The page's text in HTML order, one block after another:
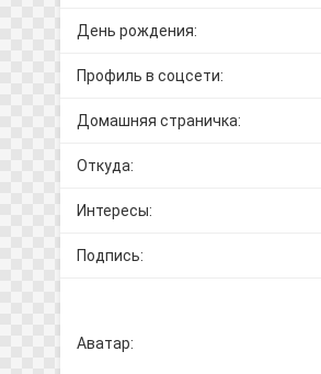
День рождения:
Профиль в соцсети:
Домашняя страничка:
Откуда:
Интересы:
Подпись:
Аватар: